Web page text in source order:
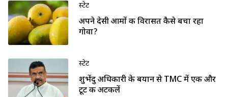
स्टेट
अपने देसी आमों की विरासत कैसे बचा रहा
गोवा?
स्टेट
शुभेंदु अधिकारी के बयान से TMC में एक और
टूट की अटकलें